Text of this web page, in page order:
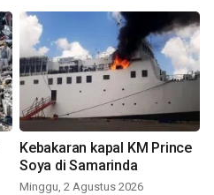
Kebakaran kapal KM Prince
Soya di Samarinda
Minggu, 2 Agustus 2026